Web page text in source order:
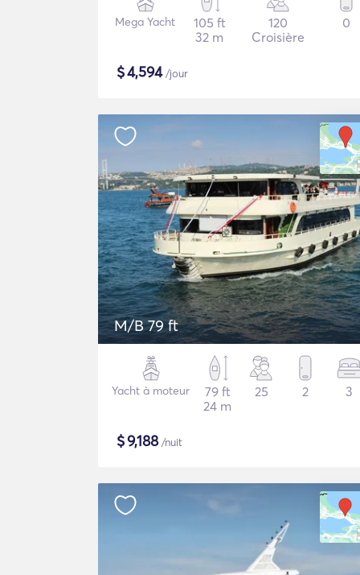
Mega Yacht
105 ft
32 m
120
Croisière
0
$4,594/jour
M/B 79 ft
Yacht à moteur
79 ft
24 m
25 2 3
$9,188/nuit